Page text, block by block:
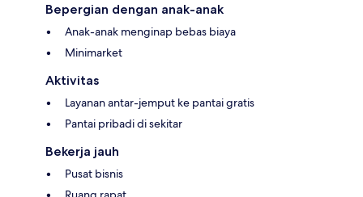
Bepergian dengan anak-anak
Anak-anak menginap bebas biaya
Minimarket
Aktivitas
Layanan antar-jemput ke pantai gratis
Pantai pribadi di sekitar
Bekerja jauh
Pusat bisnis